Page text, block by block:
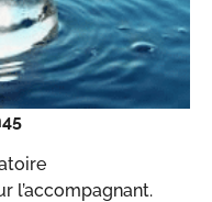
l’accompagnant.